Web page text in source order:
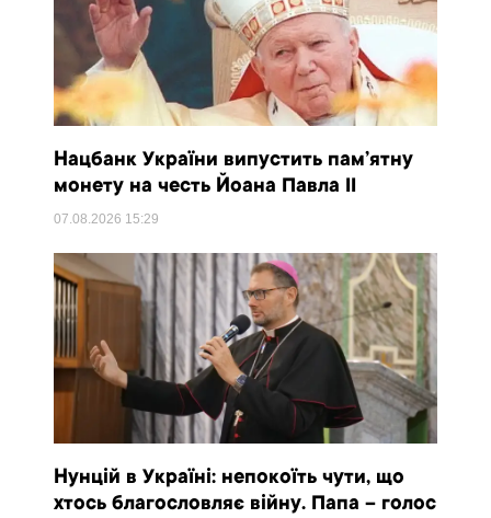
Нацбанк України випустить пам’ятну
монету на честь Йоана Павла II
07.08.2026 15:29
Нунцій в Україні: непокоїть чути, що
хтось благословляє війну. Папа – голос